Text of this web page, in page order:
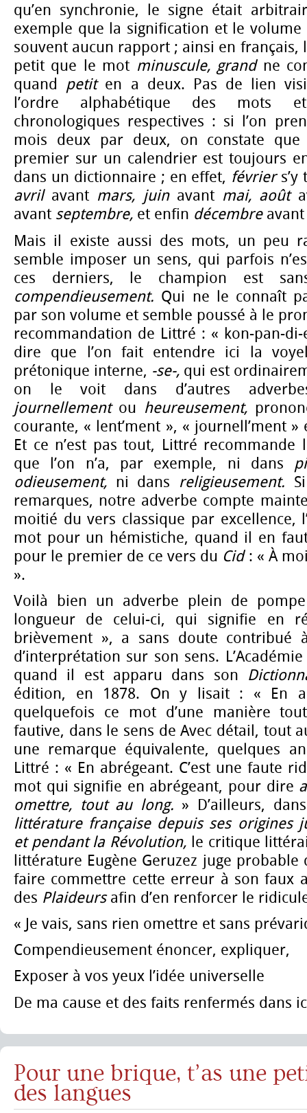
qu’en synchronie, le signe était
exemple que la signification et le volume
souvent aucun rapport ; ainsi en
petit que le mot minuscule, grand ne
quand petit en a deux. Pas de lien
l’ordre alphabétique des mots
chronologiques respectives : si l’on
mois deux par deux, on constate
premier sur un calendrier est toujours
dans un dictionnaire ; en effet, février
avril avant mars, juin avantmai, août
avant septembre, et enfin décembre
Mais il existe aussi des mots, un peu
semble imposer un sens, qui parfois
ces derniers, le champion est
compendieusement. Qui ne le connaît
par son volume et semble poussé à le
recommandation de Littré : « kon-pan-di-
dire que l’on fait entendre ici la
prétonique interne, -se-, qui est
on le voit dans d’autres
journellement ou heureusement,
courante, « lent’ment », « journell’ment »
Et ce n’est pas tout, Littré recommande
que l’on n’a, par exemple, ni dans
odieusement, ni dans religieusement.
remarques, notre adverbe compte
moitié du vers classique par excellence,
mot pour un hémistiche, quand il en
pour le premier de ce vers du Cid : « À
».
Voilà bien un adverbe plein de
longueur de celui-ci, qui signifie en
brièvement », a sans doute contribué
d’interprétation sur son sens.
quand il est apparu dans son
édition, en 1878. On y lisait : « En
quelquefois ce mot d’une manière
fautive, dans le sens de Avec détail, tout
une remarque équivalente, quelques
Littré : « En abrégeant. C’est une faute
mot qui signifie en abrégeant, pour dire
omettre, tout au long. » D’ailleurs,
littérature française depuis ses origines
et pendant la Révolution, le critique
littérature Eugène Geruzez juge probable
faire commettre cette erreur à son faux
des Plaideursafin d’en renforcer le
« Je vais, sans rien omettre et sans
Compendieusement énoncer, expliquer,
Exposer à vos yeux l’idée universelle
De ma cause et des faits renfermés dans
Pour une brique, t’as une
des langues